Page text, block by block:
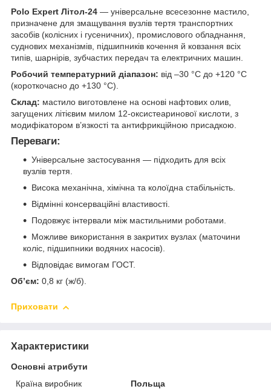
Polo Expert Літол-24 — універсальне всесезонне мастило,
призначене для змащування вузлів тертя транспортних
засобів (колісних і гусеничних), промислового обладнання,
суднових механізмів, підшипників кочення й ковзання всіх
типів, шарнірів, зубчастих передач та електричних машин.
Робочий температурний діапазон: від –30 °C до +120 °C
(короткочасно до +130 °C).
Склад: мастило виготовлене на основі нафтових олив,
загущених літієвим милом 12-оксистеаринової кислоти, з
модифікатором в’язкості та антифрикційною присадкою.
Переваги:
Універсальне застосування — підходить для всіх
вузлів тертя.
Висока механічна, хімічна та колоїдна стабільність.
Відмінні консерваційні властивості.
Подовжує інтервали між мастильними роботами.
Можливе використання в закритих вузлах (маточини
коліс, підшипники водяних насосів).
Відповідає вимогам ГОСТ.
Об’єм: 0,8 кг (ж/б).
Приховати
Характеристики
Основні атрибути
Країна виробник
Польща